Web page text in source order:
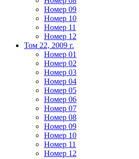
Номер 09
Номер 10
Номер 11
Номер 12
Том 22, 2009 г.
Номер 01
Номер 02
Номер 03
Номер 04
Номер 05
Номер 06
Номер 07
Номер 08
Номер 09
Номер 10
Номер 11
Номер 12